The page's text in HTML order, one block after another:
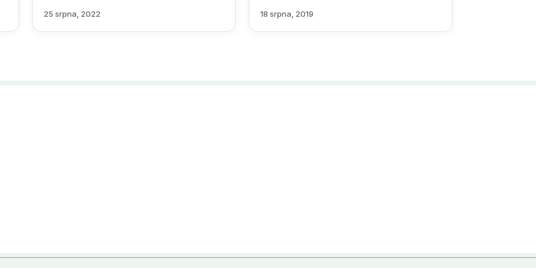
25 srpna, 2022 18 srpna, 2019